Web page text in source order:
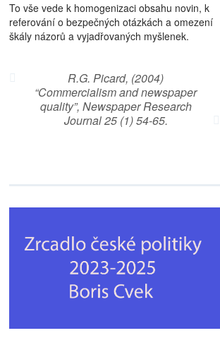
To vše vede k homogenizaci obsahu novin, k
referování o bezpečných otázkách a omezení
škály názorů a vyjadřovaných myšlenek.
R.G. Picard, (2004)
“Commercialism and newspaper
quality”, Newspaper Research
Journal 25 (1) 54-65.